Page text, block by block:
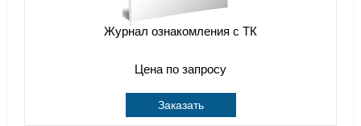
Журнал ознакомления с ТК
Цена по запросу
Заказать